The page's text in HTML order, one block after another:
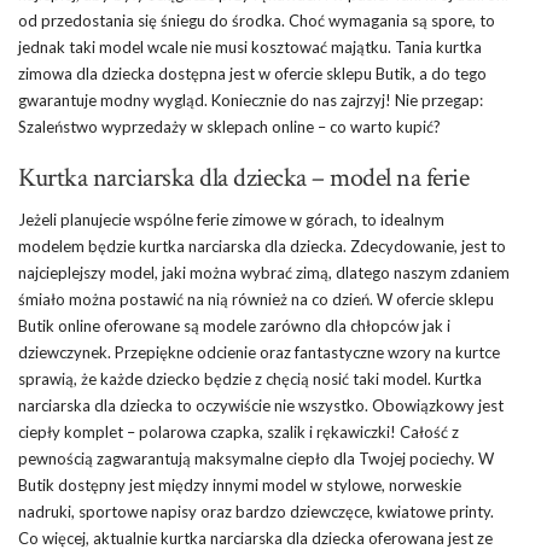
od przedostania się śniegu do środka. Choć wymagania są spore, to
jednak taki model wcale nie musi kosztować majątku. Tania kurtka
zimowa dla dziecka dostępna jest w ofercie sklepu Butik, a do tego
gwarantuje modny wygląd. Koniecznie do nas zajrzyj! Nie przegap:
Szaleństwo wyprzedaży w sklepach online – co warto kupić?
Kurtka narciarska dla dziecka – model na ferie
Jeżeli planujecie wspólne ferie zimowe w górach, to idealnym
modelem będzie kurtka narciarska dla dziecka. Zdecydowanie, jest to
najcieplejszy model, jaki można wybrać zimą, dlatego naszym zdaniem
śmiało można postawić na nią również na co dzień. W ofercie sklepu
Butik online oferowane są modele zarówno dla chłopców jak i
dziewczynek. Przepiękne odcienie oraz fantastyczne wzory na kurtce
sprawią, że każde dziecko będzie z chęcią nosić taki model. Kurtka
narciarska dla dziecka to oczywiście nie wszystko. Obowiązkowy jest
ciepły komplet – polarowa czapka, szalik i rękawiczki! Całość z
pewnością zagwarantują maksymalne ciepło dla Twojej pociechy. W
Butik dostępny jest między innymi model w stylowe, norweskie
nadruki, sportowe napisy oraz bardzo dziewczęce, kwiatowe printy.
Co więcej, aktualnie kurtka narciarska dla dziecka oferowana jest ze